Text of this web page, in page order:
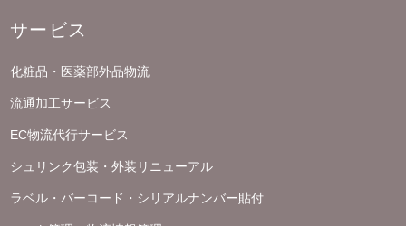
サービス
化粧品・医薬部外品物流
流通加工サービス
EC物流代行サービス
シュリンク包装・外装リニューアル
ラベル・バーコード・シリアルナンバー貼付